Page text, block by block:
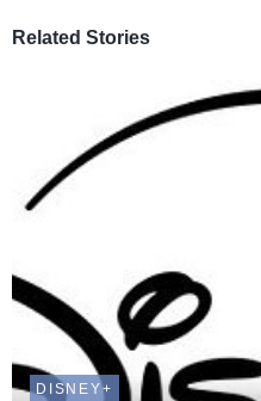
Related Stories
DISNEY+